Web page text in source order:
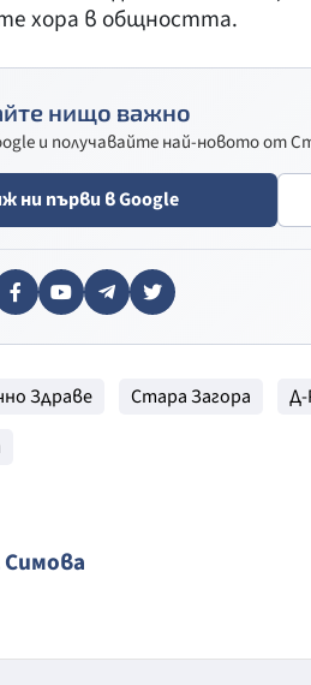
хора в общността.
нищо важно
и получавайте най-новото от
ни първи в Google
Здраве Стара Загора